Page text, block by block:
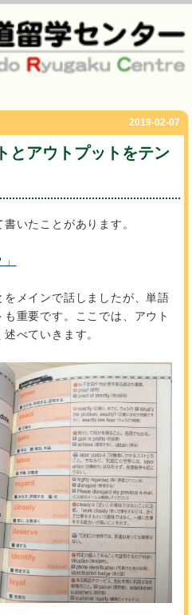
2019-02-07
とアウトプットをテン
いたことがあります。
メインで話しましたが、単語
重要です。ここでは、アウト
べていきます。